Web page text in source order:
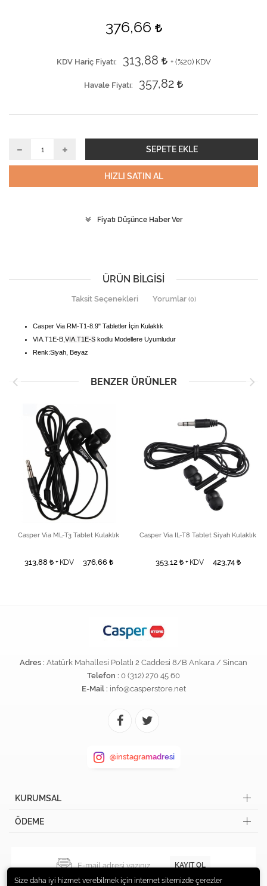
376,66
KDV Hariç Fiyatı 313,88 + (%20) KDV
Havale Fiyatı 357,82
SEPETE EKLE
HIZLI SATIN AL
Fiyatı Düşünce Haber Ver
ÜRÜN BILGISI
Taksit Seçenekleri Yorumlar (0)
Casper Via RM-T1-8.9" Tabletler İçin Kulaklık
VIA.T1E-B, VIA.T1E-S kodlu Modellere Uyumludur
Renk:Siyah, Beyaz
BENZER ÜRÜNLER
Casper Via ML-T3 Tablet Kulaklık
313,88 + KDV 376,66
Casper Via IL-T8 Tablet Siyah Kulaklık
353,12 + KDV 423,74
Adres : Atatürk Mahallesi Polatlı 2 Caddesi 8/B Ankara / Sincan
Telefon : 0 (312) 270 45 60
E-Mail : info@casperstore.net
@instagramadresi
KURUMSAL
ÖDEME
KAYIT OL
Size daha iyi hizmet verebilmek için internet sitemizde çerezler